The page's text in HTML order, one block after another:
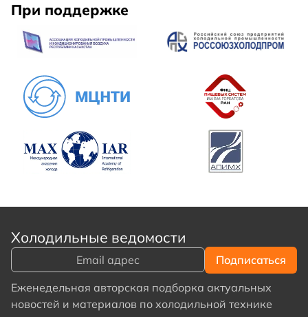
При поддержке
Холодильные ведомости
Еженедельная авторская подборка актуальных
новостей и материалов по холодильной технике